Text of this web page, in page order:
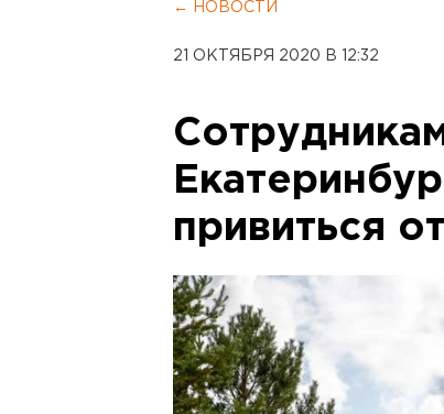
← НОВОСТИ
21 ОКТЯБРЯ 2020 В 12:32
привиться